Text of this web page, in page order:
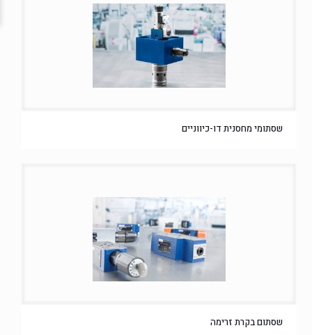
שסתומי מחסנית דו-כיווניים
שסתום בקרת זרימה